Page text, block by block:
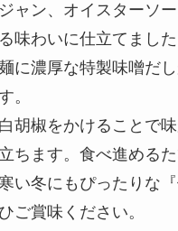
に合う味わいの決め
み・旨みを感じられ
の野菜や豚肉の旨み
さ、そして濃厚な香り
らに、味づくりに欠
ャン、オイスターソ
味わいに仕立てまし
に濃厚な特製味噌だし